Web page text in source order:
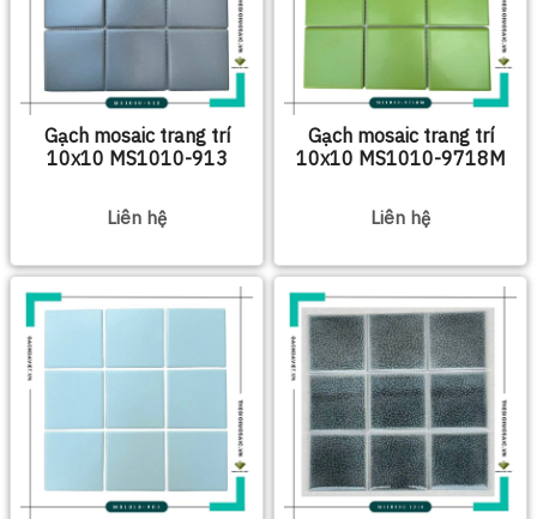
Gạch mosaic trang trí
10x10 MS1010-913
Liên hệ
Gạch mosaic trang trí
10x10 MS1010-9718M
Liên hệ